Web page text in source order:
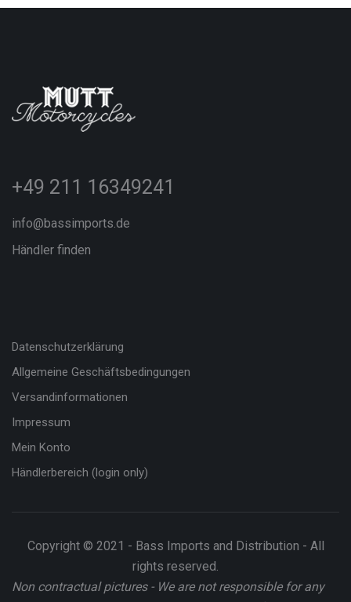
+49 211 16349241
info@bassimports.de
Händler finden
Datenschutzerklärung
Allgemeine Geschäftsbedingungen
Versandinformationen
Impressum
Mein Konto
Händlerbereich (login only)
Copyright © 2021 - Bass Imports and Distribution - All
rights reserved.
Non contractual pictures - We are not responsible for any